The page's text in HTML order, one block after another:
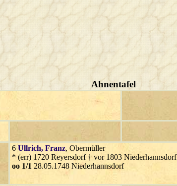
Ahnentafel
6 Ullrich, Franz, Obermüller
* (err) 1720 Reyersdorf † vor 1803 Niederhannsdorf
oo 1/1 28.05.1748 Niederhannsdorf